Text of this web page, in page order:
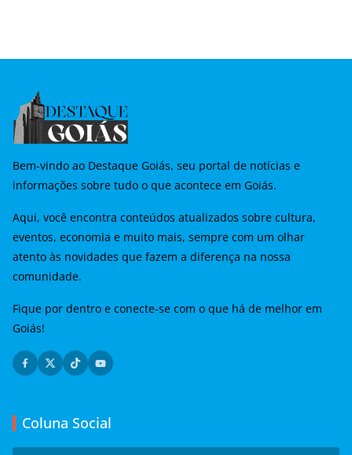
Bem-vindo ao Destaque Goiás, seu portal de notícias e
informações sobre tudo o que acontece em Goiás.
Aqui, você encontra conteúdos atualizados sobre cultura,
eventos, economia e muito mais, sempre com um olhar
atento às novidades que fazem a diferença na nossa
comunidade.
Fique por dentro e conecte-se com o que há de melhor em
Goiás!
Coluna Social